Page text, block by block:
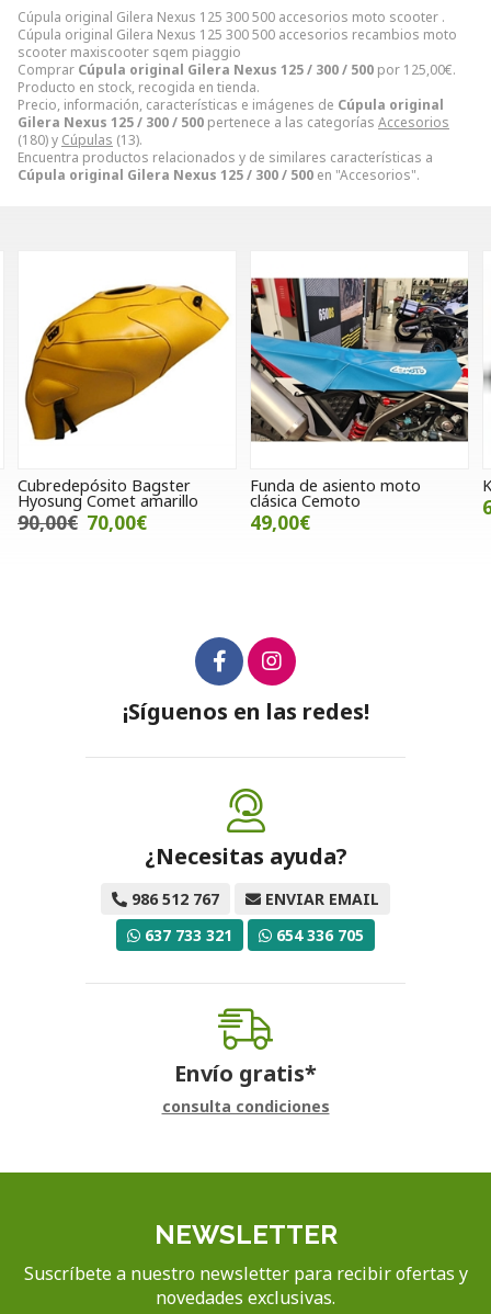
Cúpula original Gilera Nexus 125 300 500 accesorios moto scooter .
Cúpula original Gilera Nexus 125 300 500 accesorios recambios moto
scooter maxiscooter sqem piaggio
Comprar Cúpula original Gilera Nexus 125 / 300 / 500 por 125,00€.
Producto en stock, recogida en tienda.
Precio, información, características e imágenes de Cúpula original
Gilera Nexus 125 / 300 / 500 pertenece a las categorías Accesorios
(180) y Cúpulas (13).
Encuentra productos relacionados y de similares características a
Cúpula original Gilera Nexus 125 / 300 / 500 en "Accesorios".
Cubredepósito Bagster
Hyosung Comet amarillo
90,00€ 70,00€
Funda de asiento moto
clásica Cemoto
49,00€
¡Síguenos en las redes!
¿Necesitas ayuda?
986 512 767
ENVIAR EMAIL
637 733 321
654 336 705
Envío gratis*
consulta condiciones
NEWSLETTER
Suscríbete a nuestro newsletter para recibir ofertas y
novedades exclusivas.